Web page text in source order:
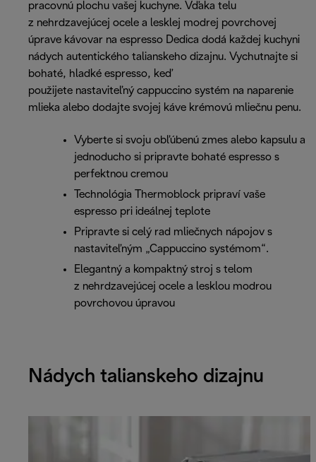
pracovnú plochu vašej kuchyne. Vďaka telu
z nehrdzavejúcej ocele a lesklej modrej povrchovej
úprave kávovar na espresso Dedica dodá každej kuchyni
nádych autentického talianskeho dizajnu. Vychutnajte si
bohaté, hladké espresso, keď
použijete nastaviteľný cappuccino systém na naparenie
mlieka alebo dodajte svojej káve krémovú mliečnu penu.
Vyberte si svoju obľúbenú zmes alebo kapsulu a
jednoducho si pripravte bohaté espresso s
perfektnou cremou
Technológia Thermoblock pripraví vaše
espresso pri ideálnej teplote
Pripravte si celý rad mliečnych nápojov s
nastaviteľným „Cappuccino systémom“.
Elegantný a kompaktný stroj s telom
z nehrdzavejúcej ocele a lesklou modrou
povrchovou úpravou
Nádych talianskeho dizajnu